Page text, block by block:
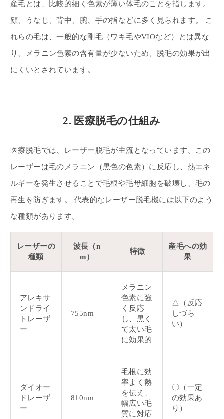
産毛とは、比較的細く色素が薄い体毛のことを指します。
顔、うなじ、背中、腕、手の指などに多く見られます。 こ
れらの毛は、一般的な剛毛（ワキ毛やVIOなど）とは異な
り、メラニン色素の含有量が少ないため、脱毛の効果が出
にくいとされています。
2. 医療脱毛の仕組み
医療脱毛では、レーザー脱毛が主流となっています。この
レーザーは毛のメラニン（黒色の色素）に反応し、熱エネ
ルギーを発生させることで毛根や毛母細胞を破壊し、毛の
再生を防ぎます。 代表的なレーザー脱毛機には以下のよう
な種類があります。
レーザーの
種類
波長（n
m）
特徴
産毛への効
果
アレキサ
ンドライ
トレーザ
ー
755nm
メラニン
色素に強
く反応
し、黒く
て太い毛
に効果的
△（反応
しづら
い）
ダイオー
ドレーザ
ー
810nm
毛根に効
率よく熱
を伝え、
幅広い毛
質に対応
〇（一定
の効果あ
り）